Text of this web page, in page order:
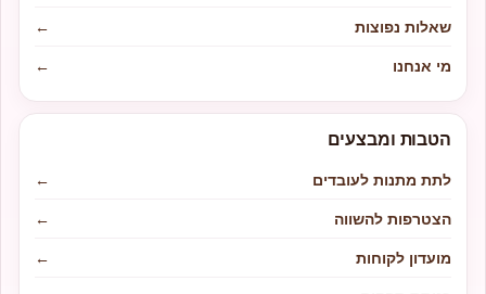
שאלות נפוצות
←
מי אנחנו
←
הטבות ומבצעים
לתת מתנות לעובדים
←
הצטרפות להשווה
←
מועדון לקוחות
←